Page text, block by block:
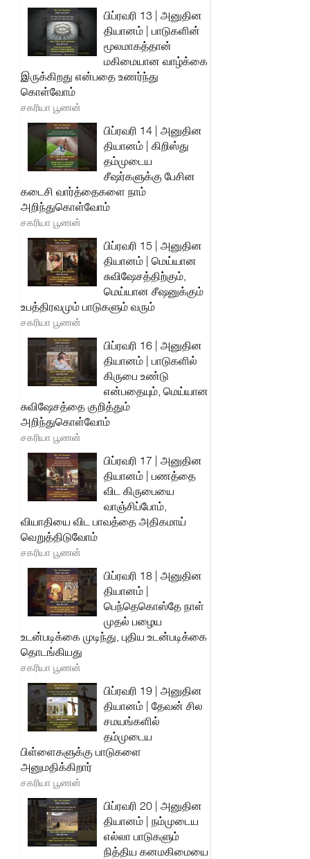
பிப்ரவரி 13 | அனுதின
தியானம் | பாடுகளின்
மூலமாகத்தான்
மகிமையான வாழ்க்கை
இருக்கிறது என்பதை உணர்ந்து
கொள்வோம்
சகரியா பூணன்
பிப்ரவரி 14 | அனுதின
தியானம் | கிறிஸ்து
தம்முடைய
சீஷர்களுக்கு பேசின
கடைசி வார்த்தைகளை நாம்
அறிந்துகொள்வோம்
சகரியா பூணன்
பிப்ரவரி 15 | அனுதின
தியானம் | மெய்யான
சுவிஷேசத்திற்கும்,
மெய்யான சீஷனுக்கும்
உபத்திரவமும் பாடுகளும் வரும்
சகரியா பூணன்
பிப்ரவரி 16 | அனுதின
தியானம் | பாடுகளில்
கிருபை உண்டு
என்பதையும், மெய்யான
சுவிஷேசத்தை குறித்தும்
அறிந்துகொள்வோம்
சகரியா பூணன்
பிப்ரவரி 17 | அனுதின
தியானம் | பணத்தை
விட கிருபையை
வாஞ்சிப்போம்,
வியாதியை விட பாவத்தை அதிகமாய்
வெறுத்திடுவோம்
சகரியா பூணன்
பிப்ரவரி 18 | அனுதின
தியானம் |
பெந்தெகொஸ்தே நாள்
முதல் பழைய
உடன்படிக்கை முடிந்து, புதிய உடன்படிக்கை
தொடங்கியது
சகரியா பூணன்
பிப்ரவரி 19 | அனுதின
தியானம் | தேவன் சில
சமயங்களில்
தம்முடைய
பிள்ளைகளுக்கு பாடுகளை
அனுமதிக்கிறார்
சகரியா பூணன்
பிப்ரவரி 20 | அனுதின
தியானம் | நம்முடைய
எல்லா பாடுகளும்
நித்திய கனமகிமையை